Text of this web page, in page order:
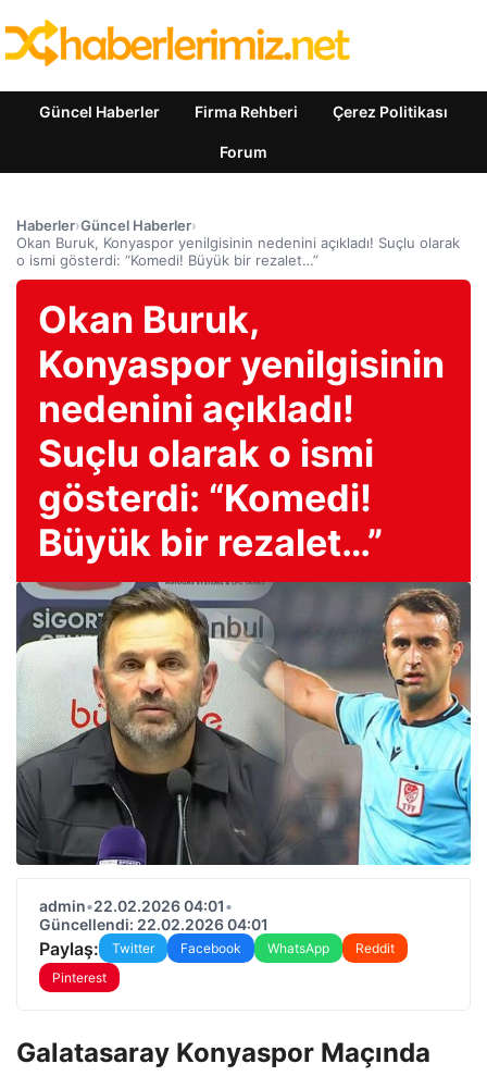
Güncel Haberler Firma Rehberi Çerez Politikası
Forum
Haberler›Güncel Haberler›
Okan Buruk, Konyaspor yenilgisinin nedenini açıkladı! Suçlu olarak
o ismi gösterdi: “Komedi! Büyük bir rezalet…”
Okan Buruk,
Konyaspor yenilgisinin
nedenini açıkladı!
Suçlu olarak o ismi
gösterdi: “Komedi!
Büyük bir rezalet…”
admin•22.02.2026 04:01•
Güncellendi: 22.02.2026 04:01
Paylaş: Twitter Facebook WhatsApp
Reddit
Pinterest
Galatasaray Konyaspor Maçında